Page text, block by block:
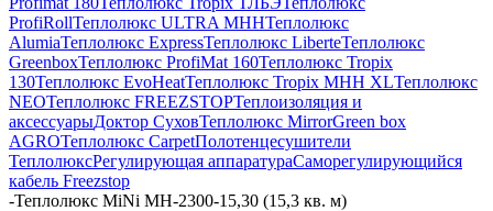
ProfiRollТеплолюкс ULTRA МННТеплолюкс
AlumiaТеплолюкс ExpressТеплолюкс LiberteТеплолюкс
GreenboxТеплолюкс ProfiMat 160Теплолюкс Tropix
130Теплолюкс EvoHeatТеплолюкс Tropix МНН XLТеплолюкс
NEOТеплолюкс FREEZSTOPТеплоизоляция и
аксессуарыДоктор СуховТеплолюкс MirrorGreen box
AGROТеплолюкс CarpetПолотенцесушители
ТеплолюксРегулирующая аппаратураCаморегулирующийся
кабель Freezstop
-Теплолюкс MiNi МН-2300-15,30 (15,3 кв. м)